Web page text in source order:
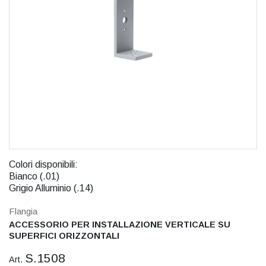
Colori disponibili:
Bianco (.01)
Grigio Alluminio (.14)
Flangia
ACCESSORIO PER INSTALLAZIONE VERTICALE SU
SUPERFICI ORIZZONTALI
Art. S.1508